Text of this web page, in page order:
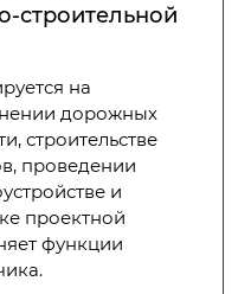
строительной
на
дорожных
строительстве
проведении
и
проектной
функции